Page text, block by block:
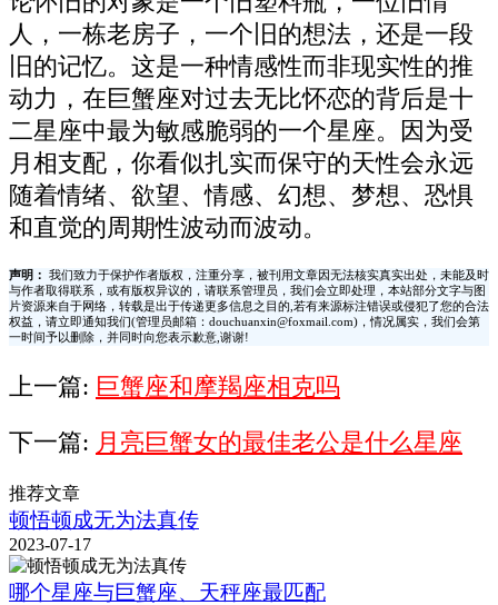
人，一栋老房子，一个旧的想法，还是一段
旧的记忆。这是一种情感性而非现实性的推
动力，在巨蟹座对过去无比怀恋的背后是十
二星座中最为敏感脆弱的一个星座。因为受
月相支配，你看似扎实而保守的天性会永远
随着情绪、欲望、情感、幻想、梦想、恐惧
和直觉的周期性波动而波动。
声明：
我们致力于保护作者版权，注重分享，被刊用文章因无法核实真实出处，未能及时
与作者取得联系，或有版权异议的，请联系管理员，我们会立即处理，本站部分文字与图
片资源来自于网络，转载是出于传递更多信息之目的,若有来源标注错误或侵犯了您的合法
权益，请立即通知我们(管理员邮箱：douchuanxin@foxmail.com)，情况属实，我们会第
一时间予以删除，并同时向您表示歉意,谢谢!
上一篇: 巨蟹座和摩羯座相克吗
下一篇: 月亮巨蟹女的最佳老公是什么星座
推荐文章
顿悟顿成无为法真传
2023-07-17
哪个星座与巨蟹座、天秤座最匹配